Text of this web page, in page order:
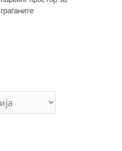
граѓаните